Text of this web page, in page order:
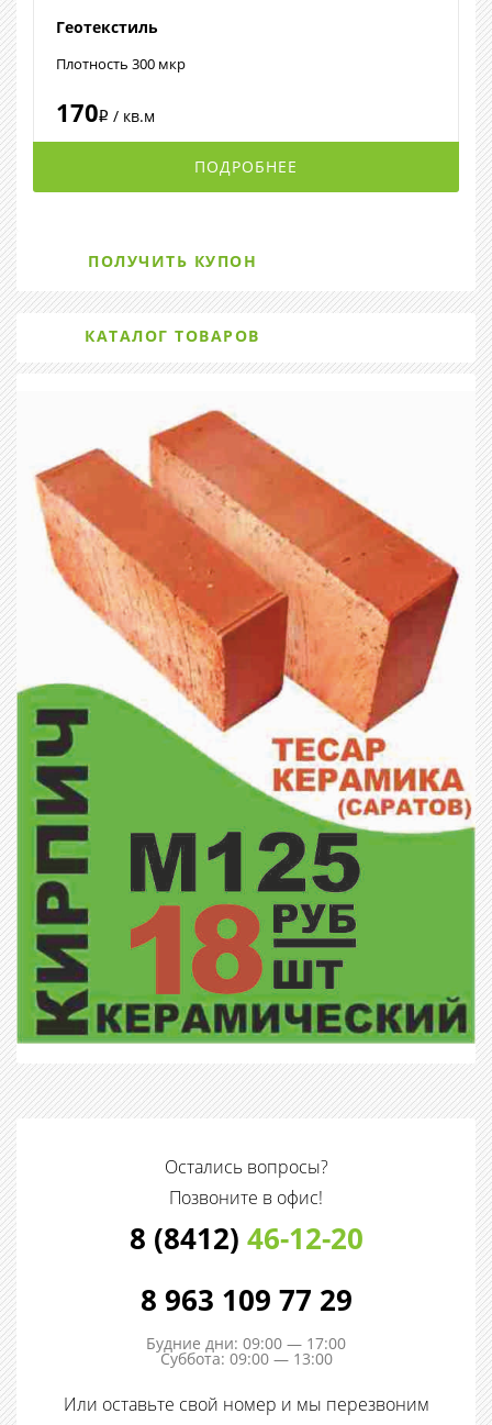
Геотекстиль
Плотность 300 мкр
170i / кв.м
ПОДРОБНЕЕ
ПОЛУЧИТЬ КУПОН
КАТАЛОГ ТОВАРОВ
Остались вопросы?
Позвоните в офис!
8 (8412) 46-12-20
8 963 109 77 29
Будние дни: 09:00 — 17:00
Суббота: 09:00 — 13:00
Или оставьте свой номер и мы перезвоним